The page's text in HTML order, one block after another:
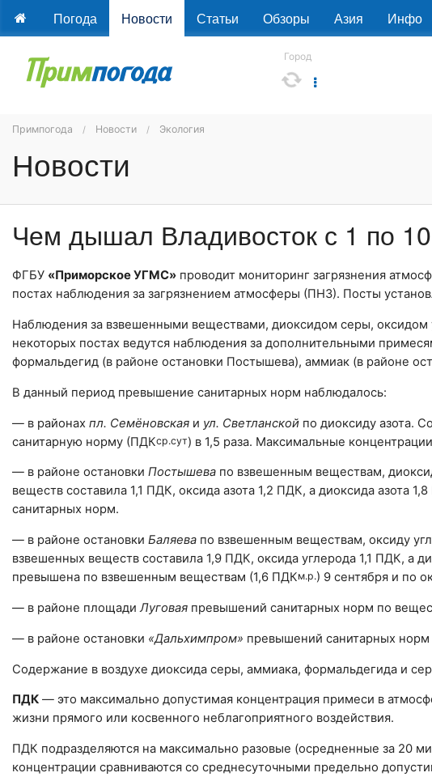
Погода Новости Статьи Обзоры Азия Инфо
Город
Примпогода Новости Экология
Новости
Чем дышал Владивосток с 1 по
ФГБУ «Приморское УГМС» проводит мониторинг загрязнения
постах наблюдения за загрязнением атмосферы (ПНЗ). Посты
Наблюдения за взвешенными веществами, диоксидом серы, оксидом
некоторых постах ведутся наблюдения за дополнительными
формальдегид (в районе остановки Постышева), аммиак (в районе
В данный период превышение санитарных норм наблюдалось:
— в районах пл. Семёновская и ул. Светланской по диоксиду азота.
санитарную норму (ПДКср.сут) в 1,5 раза. Максимальные
— в районе остановки Постышева по взвешенным веществам,
веществ составила 1,1 ПДК, оксида азота 1,2 ПДК, а диоксида азота
санитарных норм.
— в районе остановки Баляева по взвешенным веществам, оксиду
взвешенных веществ составила 1,9 ПДК, оксида углерода 1,1 ПДК, а
превышена по взвешенным веществам (1,6 ПДКм.р.) 9 сентября и по
— в районе площадиЛуговая превышений санитарных норм по
— в районе остановки «Дальхимпром» превышений санитарных
Содержание в воздухе диоксида серы, аммиака, формальдегида и
ПДК — это максимально допустимая концентрация примеси в
жизни прямого или косвенного неблагоприятного воздействия.
ПДК подразделяются на максимально разовые (осредненные за 20
концентрации сравниваются со среднесуточными предельно